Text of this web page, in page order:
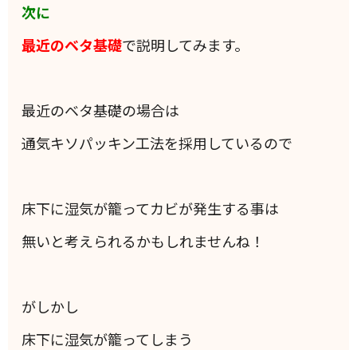
次に
最近のベタ基礎で説明してみます。
最近のベタ基礎の場合は
通気キソパッキン工法を採用しているので
床下に湿気が籠ってカビが発生する事は
無いと考えられるかもしれませんね！
がしかし
床下に湿気が籠ってしまう